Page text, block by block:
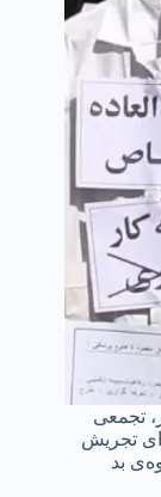
تجمعی
تجریش
بد